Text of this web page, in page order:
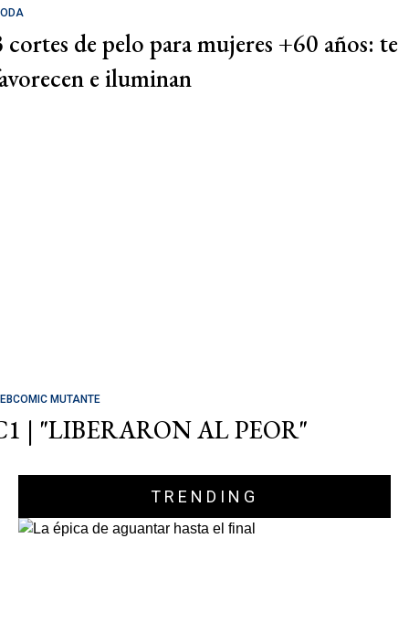
cortes de pelo para mujeres +60 años: te
e iluminan
MUTANTE
| "LIBERARON AL PEOR"
TRENDING